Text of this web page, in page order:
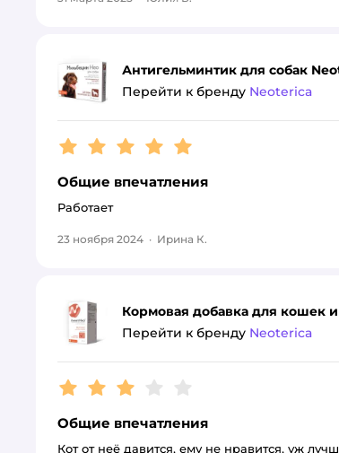
Антигельминтик для собак
Перейти к бренду Neoterica
Рейтинг:5
Общие впечатления
Работает
23 ноября 2024 · Ирина К.
Кормовая добавка для кошек
Перейти к бренду Neoterica
Рейтинг:3
Общие впечатления
Кот от неё давится, ему не нравится, уж